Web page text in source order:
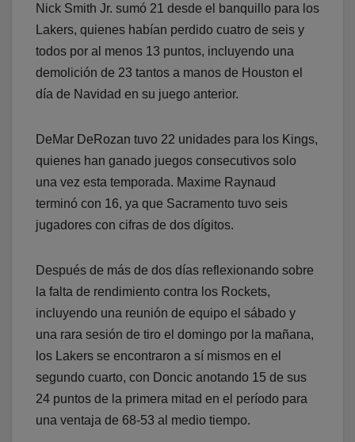
Nick Smith Jr. sumó 21 desde el banquillo para los
Lakers, quienes habían perdido cuatro de seis y
todos por al menos 13 puntos, incluyendo una
demolición de 23 tantos a manos de Houston el
día de Navidad en su juego anterior.
DeMar DeRozan tuvo 22 unidades para los Kings,
quienes han ganado juegos consecutivos solo
una vez esta temporada. Maxime Raynaud
terminó con 16, ya que Sacramento tuvo seis
jugadores con cifras de dos dígitos.
Después de más de dos días reflexionando sobre
la falta de rendimiento contra los Rockets,
incluyendo una reunión de equipo el sábado y
una rara sesión de tiro el domingo por la mañana,
los Lakers se encontraron a sí mismos en el
segundo cuarto, con Doncic anotando 15 de sus
24 puntos de la primera mitad en el período para
una ventaja de 68-53 al medio tiempo.